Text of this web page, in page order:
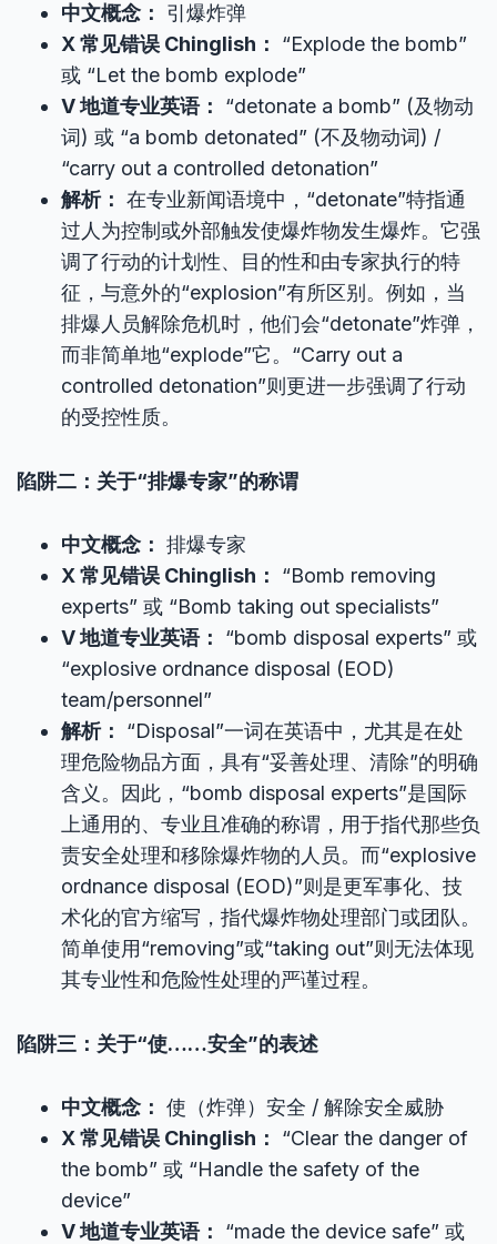
中文概念：
引爆炸弹
X 常见错误 Chinglish：
“Explode the bomb”
或 “Let the bomb explode”
V 地道专业英语：
“detonate a bomb” (及物动
词) 或 “a bomb detonated” (不及物动词) /
“carry out a controlled detonation”
解析： 在专业新闻语境中，“detonate”特指通
过人为控制或外部触发使爆炸物发生爆炸。它强
调了行动的计划性、目的性和由专家执行的特
征，与意外的“explosion”有所区别。例如，当
排爆人员解除危机时，他们会“detonate”炸弹，
而非简单地“explode”它。“Carry out a
controlled detonation”则更进一步强调了行动
的受控性质。
陷阱二：关于“排爆专家”的称谓
中文概念： 排爆专家
X 常见错误 Chinglish：
“Bomb removing
experts” 或 “Bomb taking out specialists”
V 地道专业英语：
“bomb disposal experts” 或
“explosive ordnance disposal (EOD)
team/personnel”
解析：
“Disposal”一词在英语中，尤其是在处
理危险物品方面，具有“妥善处理、清除”的明确
含义。因此，“bomb disposal experts”是国际
上通用的、专业且准确的称谓，用于指代那些负
责安全处理和移除爆炸物的人员。而“explosive
ordnance disposal (EOD)”则是更军事化、技
术化的官方缩写，指代爆炸物处理部门或团队。
简单使用“removing”或“taking out”则无法体现
其专业性和危险性处理的严谨过程。
陷阱三：关于“使……安全”的表述
中文概念： 使（炸弹）安全 / 解除安全威胁
X 常见错误 Chinglish：
“Clear the danger of
the bomb” 或 “Handle the safety of the
device”
V 地道专业英语：
“made the device safe” 或